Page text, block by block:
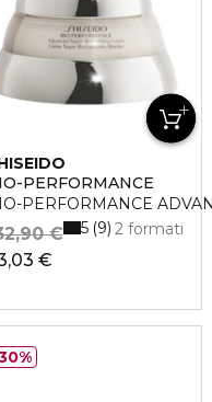
PERFORMANCE
PERFORMANCE
€
€ 2 formati
5 9